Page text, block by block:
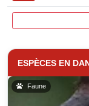
ESPÈCES EN
Faune